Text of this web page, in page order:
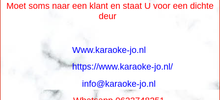
Moet soms naar een klant en staat U voor een dichte
deur
Www.karaoke-jo.nl
https://www.karaoke-jo.nl/
info@karaoke-jo.nl